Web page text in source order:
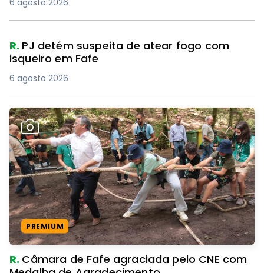
6 agosto 2026
R. PJ detém suspeita de atear fogo com
isqueiro em Fafe
6 agosto 2026
PREMIUM
R. Câmara de Fafe agraciada pelo CNE com